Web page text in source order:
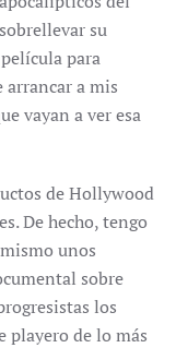
su
para
a mis
vayan a ver esa
de Hollywood
De hecho, tengo
unos
sobre
los
playero de lo más